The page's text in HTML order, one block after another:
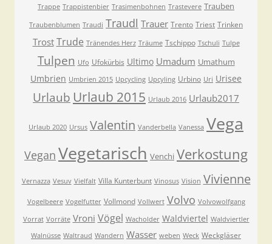
Trappe Trappistenbier Trasimenbohnen Trastevere Trauben
Traubenblumen Traudi Traudl Trauer Trento Triest Trinken
Trost Trude Tränendes Herz Träume Tschippo Tschuli Tulpe
Tulpen Ufo Ufokürbis Ultimo Umadum Umathum
Umbrien Umbrien 2015 Upcycling Upcyling Urbino Uri Urisee
Urlaub Urlaub 2015 Urlaub 2016 Urlaub2017
Urlaub 2020 Ursus Valentin Vanderbella Vanessa Vega
Vegan Vegetarisch Venchi Verkostung
Vernazza Vesuv Vielfalt Villa Kunterbunt Vinosus Vision Vivienne
Vogelbeere Vogelfutter Vollmond Vollwert Volvo Volvowolfgang
Vorrat Vorräte Vroni Vögel Wacholder Waldviertel Waldviertler
Walnüsse Waltraud Wandern Wasser weben Weck Weckgläser